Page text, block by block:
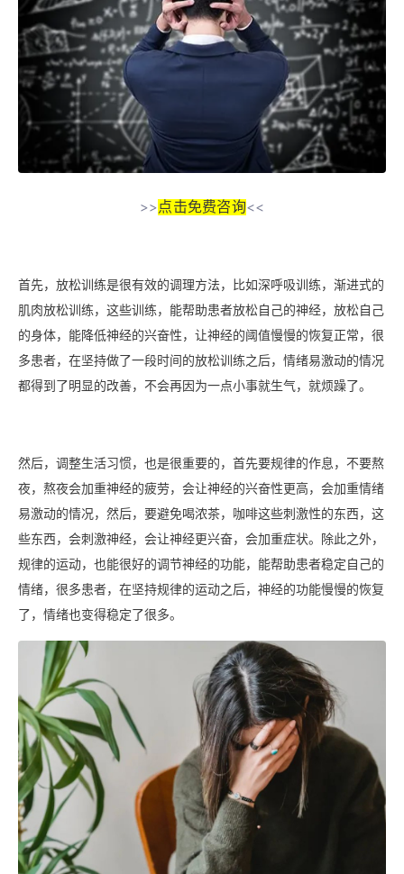
>>点击免费咨询<<
首先，放松训练是很有效的调理方法，比如深呼吸训练，渐进式的
肌肉放松训练，这些训练，能帮助患者放松自己的神经，放松自己
的身体，能降低神经的兴奋性，让神经的阈值慢慢的恢复正常，很
多患者，在坚持做了一段时间的放松训练之后，情绪易激动的情况
都得到了明显的改善，不会再因为一点小事就生气，就烦躁了。
然后，调整生活习惯，也是很重要的，首先要规律的作息，不要熬
夜，熬夜会加重神经的疲劳，会让神经的兴奋性更高，会加重情绪
易激动的情况，然后，要避免喝浓茶，咖啡这些刺激性的东西，这
些东西，会刺激神经，会让神经更兴奋，会加重症状。除此之外，
规律的运动，也能很好的调节神经的功能，能帮助患者稳定自己的
情绪，很多患者，在坚持规律的运动之后，神经的功能慢慢的恢复
了，情绪也变得稳定了很多。